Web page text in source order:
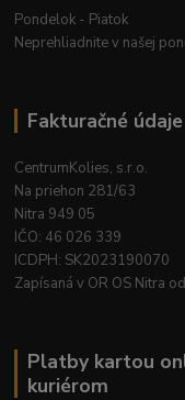
Pondelok - Piatok
Neprehliadnite v našej
Fakturačné
CentrumKolies, s.r.o.
Na priehon 281/63
Nitra 949 05
IČO: 46 026 339
ICDPH: SK2023190070
Zapísaná v OR OS Nitra
Platby kartou
kuriérom